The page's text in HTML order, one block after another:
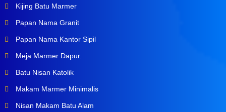
Kijing Batu Marmer
Papan Nama Granit
Papan Nama Kantor Sipil
Meja Marmer Dapur.
Batu Nisan Katolik
Makam Marmer Minimalis
Nisan Makam Batu Alam